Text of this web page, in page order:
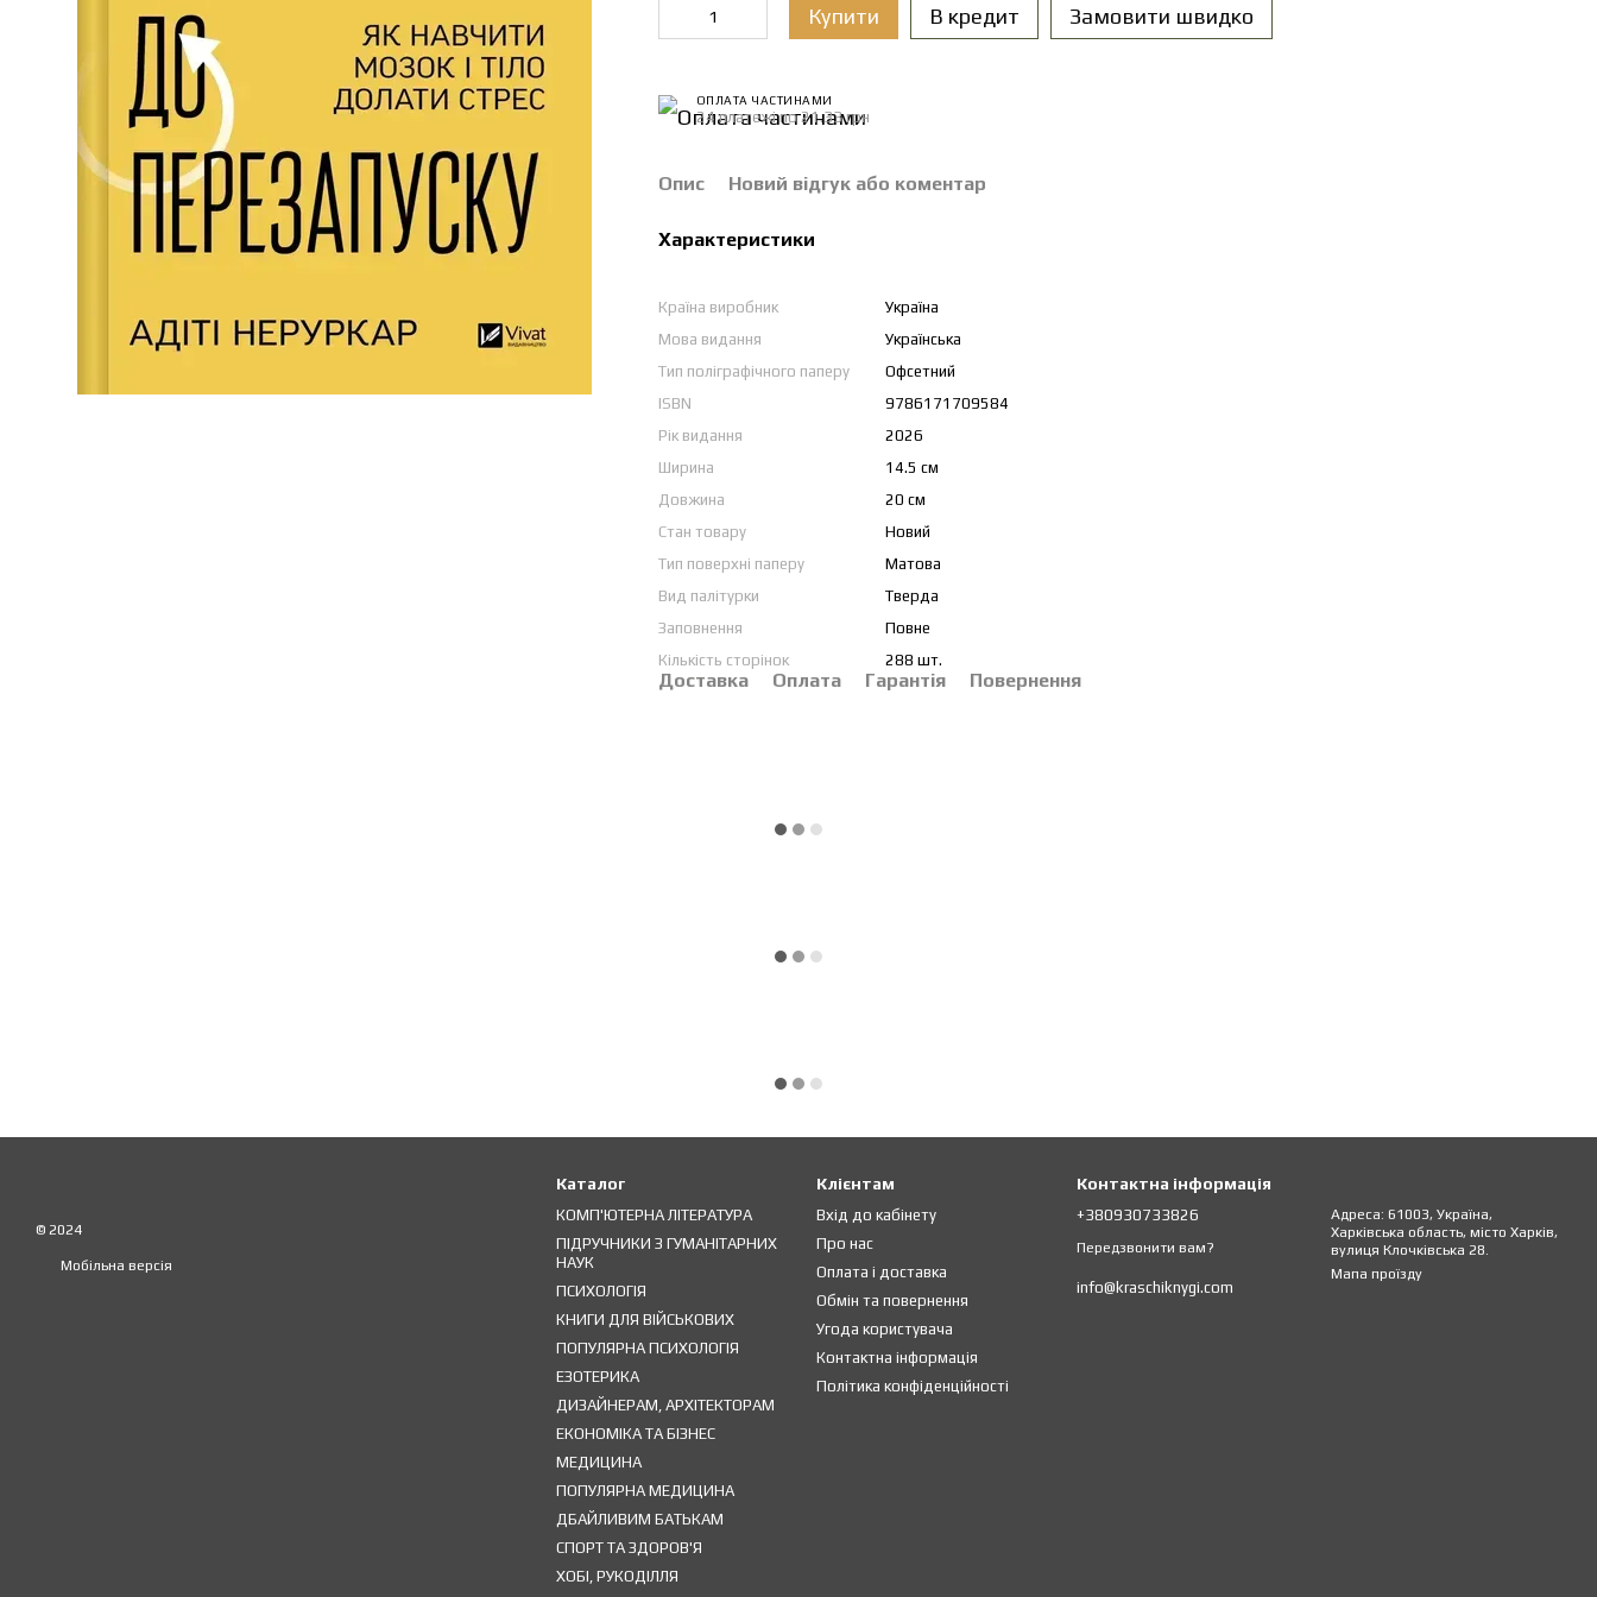
Купити В кредит Замовити швидко
ОПЛАТА ЧАСТИНАМИ
24 платежі по 21.33 грн
Опис Новий відгук або коментар
Характеристики
Країна виробник
Україна
Мова видання
Українська
Тип поліграфічного паперу
Офсетний
ISBN
9786171709584
Рік видання
2026
Ширина
14.5 см
Довжина
20 см
Стан товару
Новий
Тип поверхні паперу
Матова
Вид палітурки
Тверда
Заповнення
Повне
Кількість сторінок
288 шт.
Доставка Оплата Гарантія Повернення
© 2024
Мобільна версія
Каталог
КОМП'ЮТЕРНА ЛІТЕРАТУРА
ПІДРУЧНИКИ З ГУМАНІТАРНИХ
НАУК
ПСИХОЛОГІЯ
КНИГИ ДЛЯ ВІЙСЬКОВИХ
ПОПУЛЯРНА ПСИХОЛОГІЯ
ЕЗОТЕРИКА
ДИЗАЙНЕРАМ, АРХІТЕКТОРАМ
ЕКОНОМІКА ТА БІЗНЕС
МЕДИЦИНА
ПОПУЛЯРНА МЕДИЦИНА
ДБАЙЛИВИМ БАТЬКАМ
СПОРТ ТА ЗДОРОВ'Я
ХОБІ, РУКОДІЛЛЯ
Клієнтам
Вхід до кабінету
Про нас
Оплата і доставка
Обмін та повернення
Угода користувача
Контактна інформація
Політика конфіденційності
Контактна інформація
+380930733826
Передзвонити вам?
info@kraschiknygi.com
Адреса: 61003, Україна,
Харківська область, місто Харків,
вулиця Клочківська 28.
Мапа проїзду